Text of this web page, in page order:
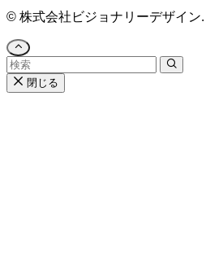
© 株式会社ビジョナリーデザイン.
閉じる